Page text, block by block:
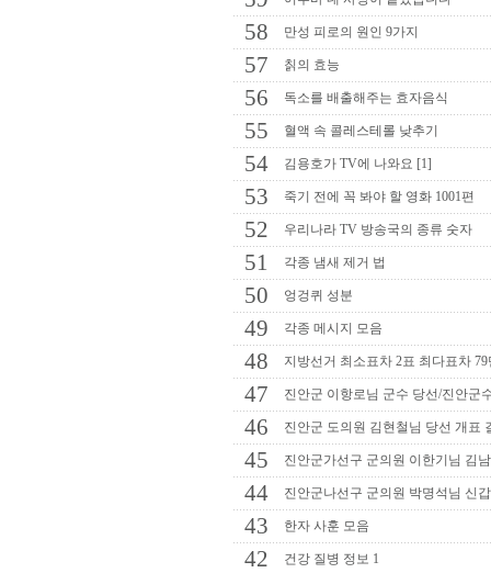
58 만성 피로의 원인 9가지
57 칡의 효능
56 독소를 배출해주는 효자음식
55 혈액 속 콜레스테롤 낮추기
54 김용호가 TV에 나와요 [1]
53 죽기 전에 꼭 봐야 할 영화 1001편
52 우리나라 TV 방송국의 종류 숫자
51 각종 냄새 제거 법
50 엉겅퀴 성분
49 각종 메시지 모음
48 지방선거 최소표차 2표 최다표차 79
47 진안군 이항로님 군수 당선/진안군
46 진안군 도의원 김현철님 당선 개표
45 진안군가선구 군의원 이한기님 김
44 진안군나선구 군의원 박명석님 신
43 한자 사훈 모음
42 건강 질병 정보 1